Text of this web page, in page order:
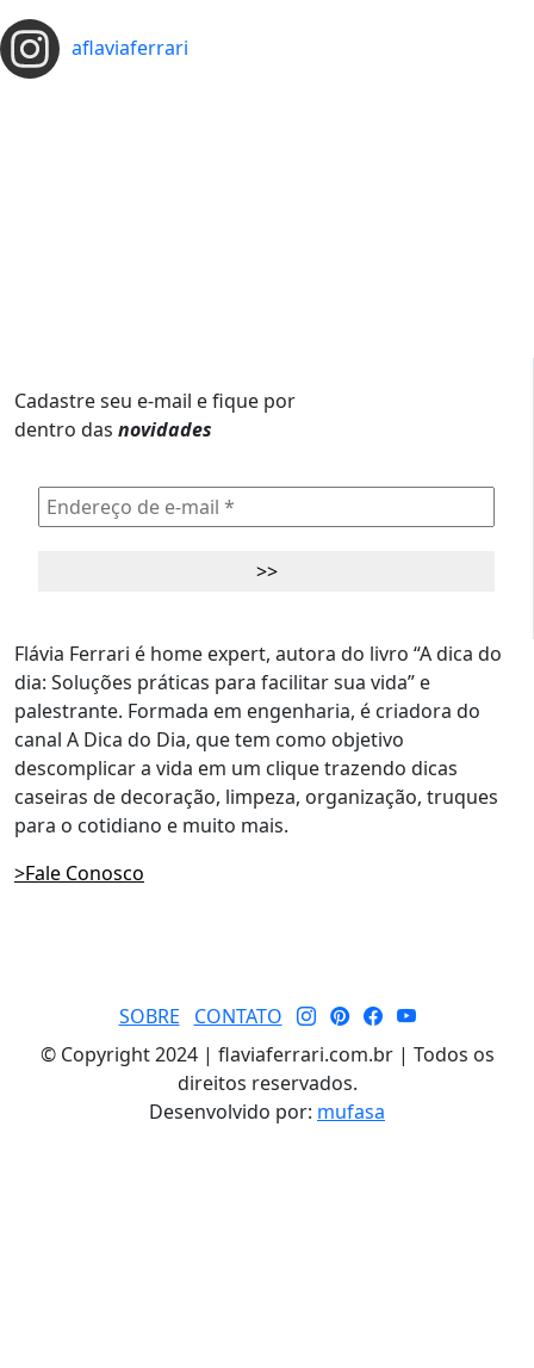
aflaviaferrari
Cadastre seu e-mail e fique por
dentro das novidades
Flávia Ferrari é home expert, autora do livro “A dica do
dia: Soluções práticas para facilitar sua vida” e
palestrante. Formada em engenharia, é criadora do
canal A Dica do Dia, que tem como objetivo
descomplicar a vida em um clique trazendo dicas
caseiras de decoração, limpeza, organização, truques
para o cotidiano e muito mais.
>Fale Conosco
SOBRE
CONTATO
© Copyright 2024 | flaviaferrari.com.br | Todos os
direitos reservados.
Desenvolvido por: mufasa